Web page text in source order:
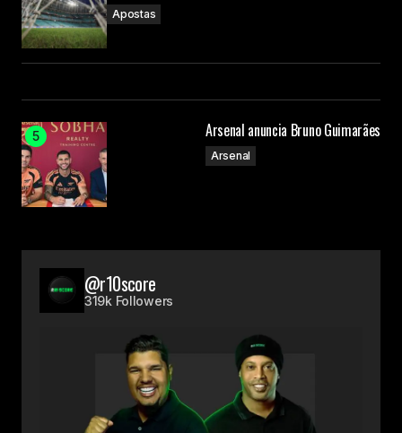
Apostas
Arsenal anuncia Bruno Guimarães
Arsenal
@r10score
319k Followers